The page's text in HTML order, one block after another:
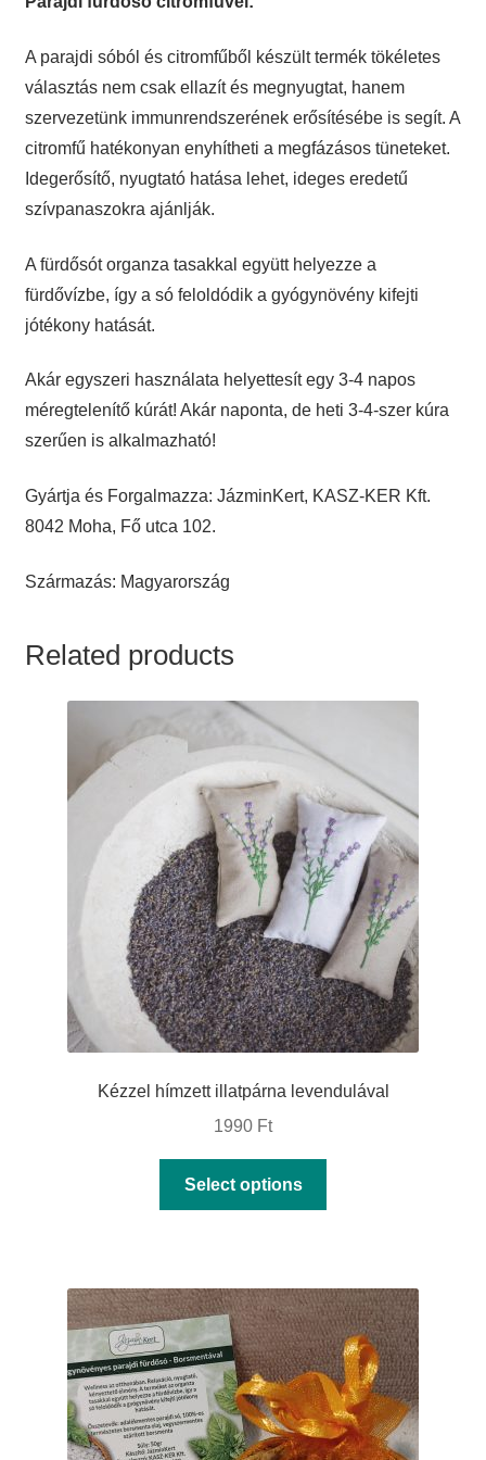
A parajdi sóból és citromfűből készült termék tökéletes
választás nem csak ellazít és megnyugtat, hanem
szervezetünk immunrendszerének erősítésébe is segít. A
citromfű hatékonyan enyhítheti a megfázásos tüneteket.
Idegerősítő, nyugtató hatása lehet, ideges eredetű
szívpanaszokra ajánlják.
A fürdősót organza tasakkal együtt helyezze a
fürdővízbe, így a só feloldódik a gyógynövény kifejti
jótékony hatását.
Akár egyszeri használata helyettesít egy 3-4 napos
méregtelenítő kúrát! Akár naponta, de heti 3-4-szer kúra
szerűen is alkalmazható!
Gyártja és Forgalmazza: JázminKert, KASZ-KER Kft.
8042 Moha, Fő utca 102.
Származás: Magyarország
Related products
Kézzel hímzett illatpárna levendulával
1990 Ft
Select options
variants.
The
options
may
be
chosen